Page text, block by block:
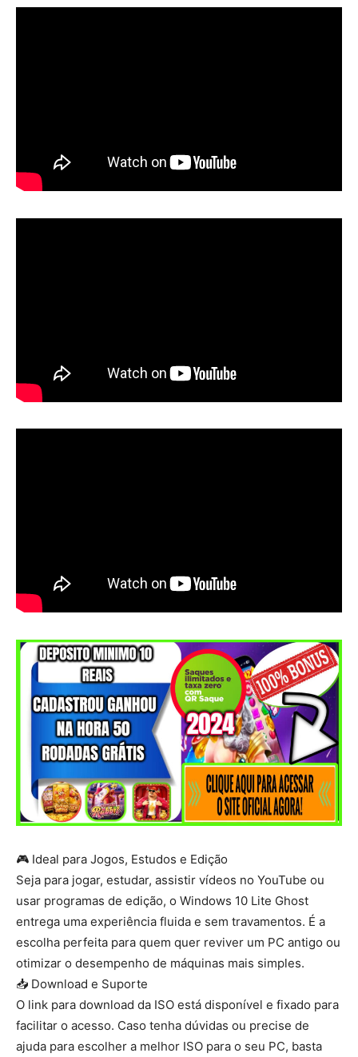
🎮 Ideal para Jogos, Estudos e Edição
Seja para jogar, estudar, assistir vídeos no YouTube ou
usar programas de edição, o Windows 10 Lite Ghost
entrega uma experiência fluida e sem travamentos. É a
escolha perfeita para quem quer reviver um PC antigo ou
otimizar o desempenho de máquinas mais simples.
📥 Download e Suporte
O link para download da ISO está disponível e fixado para
facilitar o acesso. Caso tenha dúvidas ou precise de
ajuda para escolher a melhor ISO para o seu PC, basta